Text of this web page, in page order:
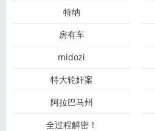
特纳
房有车
midozi
特大轮奸案
阿拉巴马州
全过程解密！